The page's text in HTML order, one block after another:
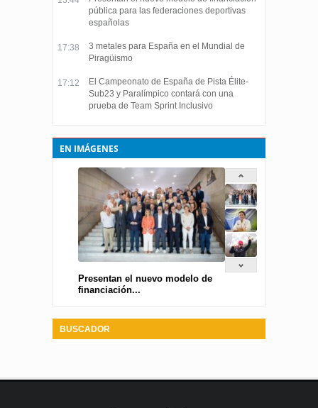
pública para las federaciones deportivas
españolas
17:38
3 metales para España en el Mundial de
Piragüismo
17:12
El Campeonato de España de Pista Élite-
Sub23 y Paralímpico contará con una
prueba de Team Sprint Inclusivo
EN IMÁGENES
Presentan el nuevo modelo de
financiación...
BUSCADOR